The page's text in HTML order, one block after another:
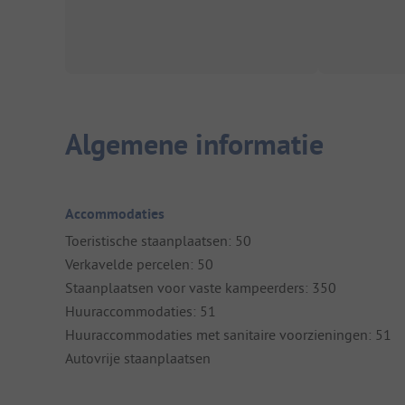
Algemene informatie
Accommodaties
Toeristische staanplaatsen: 50
Verkavelde percelen: 50
Staanplaatsen voor vaste kampeerders: 350
Huuraccommodaties: 51
Huuraccommodaties met sanitaire voorzieningen: 51
Autovrije staanplaatsen